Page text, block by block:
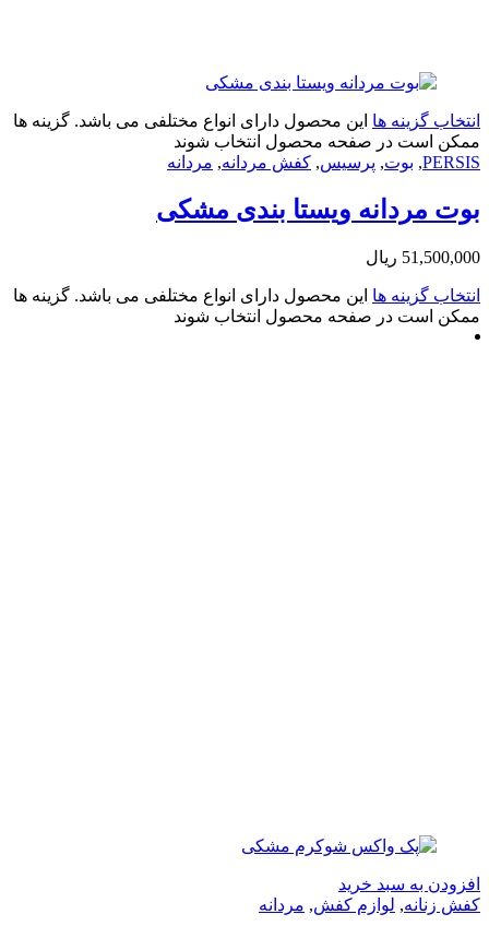
ها این محصول دارای انواع مختلفی می باشد. گزینه ها
در صفحه محصول انتخاب شوند
بوت,پرسیس, کفش مردانه, مردانه
ویستا بندی مشکی
ریال
ها این محصول دارای انواع مختلفی می باشد. گزینه ها
در صفحه محصول انتخاب شوند
سبد خرید
,لوازم کفش , مردانه